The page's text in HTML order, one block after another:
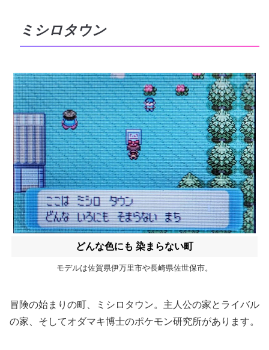
ミシロタウン
どんな色にも 染まらない町
モデルは佐賀県伊万里市や長崎県佐世保市。
冒険の始まりの町、ミシロタウン。主人公の家とライバル
の家、そしてオダマキ博士のポケモン研究所があります。